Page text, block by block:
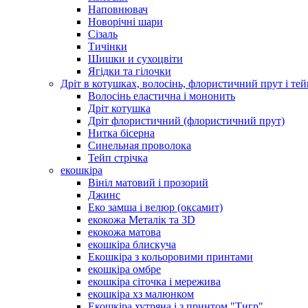
Наповнювач
Новорічні шари
Сізаль
Тичінки
Шишки и сухоцвіти
Ягідки та гілочки
Дріт в котушках, волосінь, флористичний прут і
Волосінь еластична і мононить
Дріт котушка
Дріт флористичний (флористичний прут)
Нитка бісерна
Синельная проволока
Тейп стрічка
екошкіра
Вініл матовий і прозорий
Джинс
Еко замша і велюр (оксамит)
екокожа Металік та 3D
екокожа матова
екошкіра блискуча
Екошкіра з кольоровими принтами
екошкіра омбре
екошкіра сіточка і мережива
екошкіра хз малюнком